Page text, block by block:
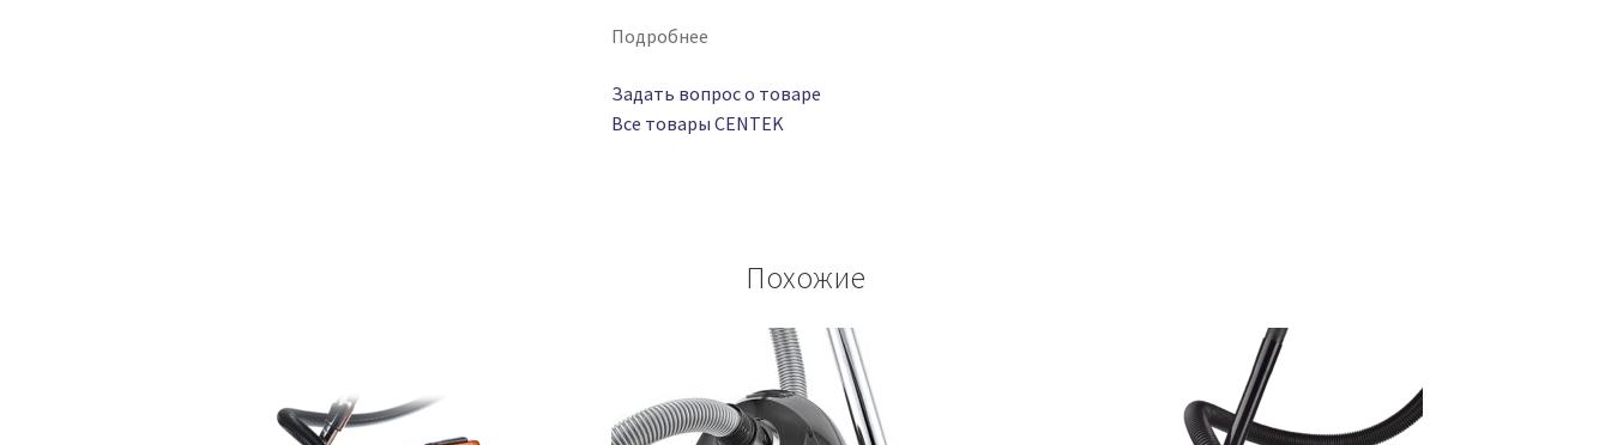
Подробнее
Задать вопрос о товаре
Все товарыCENTEK
Похожие